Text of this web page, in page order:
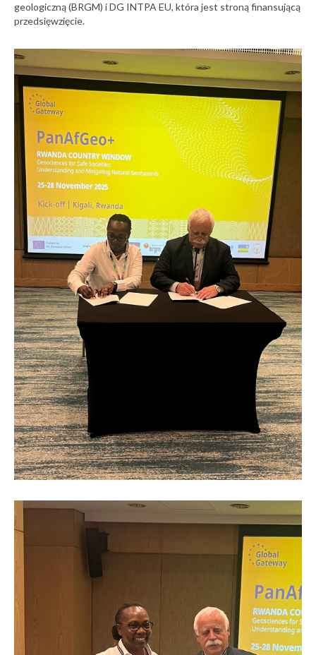
geologiczną (BRGM) i DG INTPA EU, która jest stroną finansującą
przedsięwzięcie.